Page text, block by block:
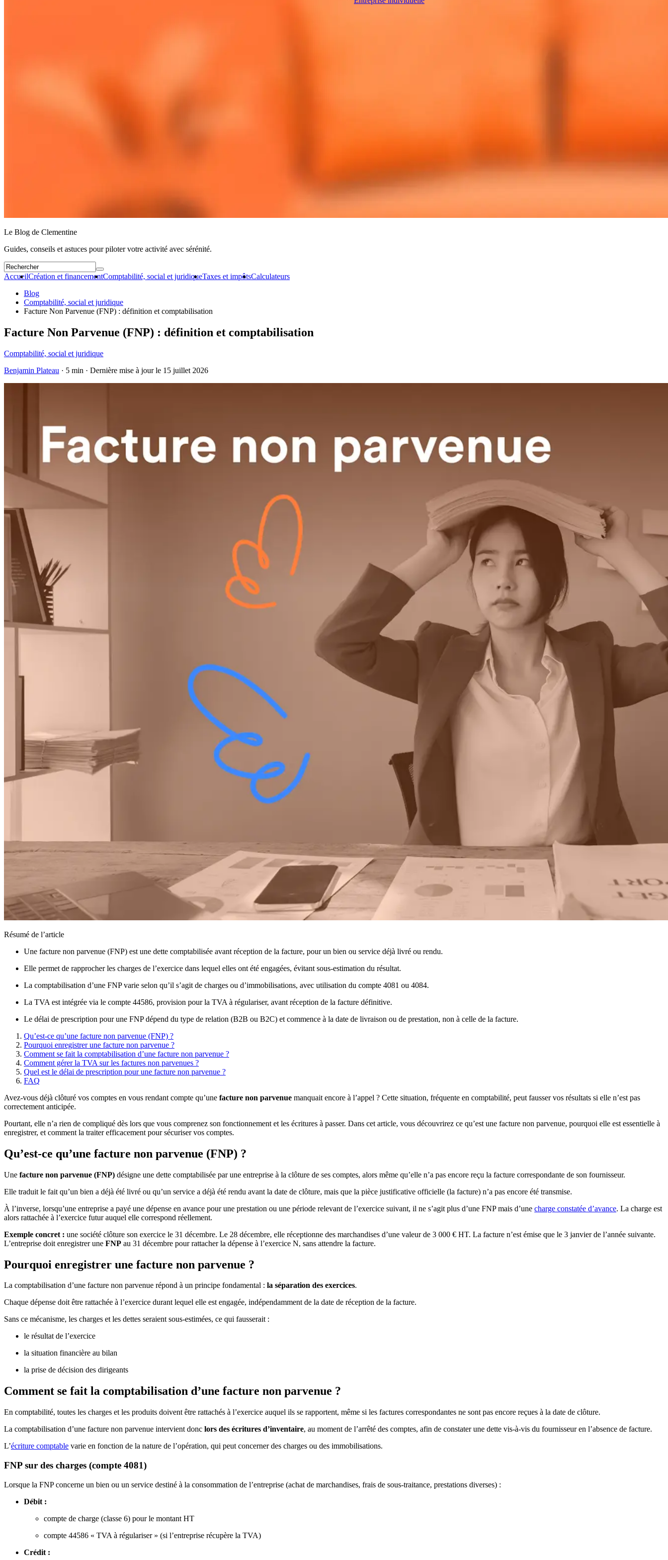
Le Blog de Clementine
Guides, conseils et astuces pour piloter votre activité avec sérénité.
AccueilCréation et financementComptabilité, social et juridiqueTaxes et impôtsCalculateurs
Blog
Comptabilité, social et juridique
Facture Non Parvenue (FNP) : définition et comptabilisation
Facture Non Parvenue (FNP) : définition et comptabilisation
Comptabilité, social et juridique
Benjamin Plateau · 5 min · Dernière mise à jour le 15 juillet 2026
Résumé de l’article
Une facture non parvenue (FNP) est une dette comptabilisée avant réception de la facture, pour un bien ou service déjà livré ou rendu.
Elle permet de rapprocher les charges de l’exercice dans lequel elles ont été engagées, évitant sous-estimation du résultat.
La comptabilisation d’une FNP varie selon qu’il s’agit de charges ou d’immobilisations, avec utilisation du compte 4081 ou 4084.
La TVA est intégrée via le compte 44586, provision pour la TVA à régulariser, avant réception de la facture définitive.
Le délai de prescription pour une FNP dépend du type de relation (B2B ou B2C) et commence à la date de livraison ou de prestation, non à celle de la facture.
Qu’est-ce qu’une facture non parvenue (FNP) ?
Pourquoi enregistrer une facture non parvenue ?
Comment se fait la comptabilisation d’une facture non parvenue ?
Comment gérer la TVA sur les factures non parvenues ?
Quel est le délai de prescription pour une facture non parvenue ?
FAQ
Avez-vous déjà clôturé vos comptes en vous rendant compte qu’une facture non parvenue manquait encore à l’appel ? Cette situation, fréquente en comptabilité, peut fausser vos résultats si elle n’est pas
correctement anticipée.
Pourtant, elle n’a rien de compliqué dès lors que vous comprenez son fonctionnement et les écritures à passer. Dans cet article, vous découvrirez ce qu’est une facture non parvenue, pourquoi elle est essentielle à
enregistrer, et comment la traiter efficacement pour sécuriser vos comptes.
Qu’est-ce qu’une facture non parvenue (FNP) ?
Une facture non parvenue (FNP) désigne une dette comptabilisée par une entreprise à la clôture de ses comptes, alors même qu’elle n’a pas encore reçu la facture correspondante de son fournisseur.
Elle traduit le fait qu’un bien a déjà été livré ou qu’un service a déjà été rendu avant la date de clôture, mais que la pièce justificative officielle (la facture) n’a pas encore été transmise.
À l’inverse, lorsqu’une entreprise a payé une dépense en avance pour une prestation ou une période relevant de l’exercice suivant, il ne s’agit plus d’une FNP mais d’une charge constatée d’avance. La charge est
alors rattachée à l’exercice futur auquel elle correspond réellement.
Exemple concret : une société clôture son exercice le 31 décembre. Le 28 décembre, elle réceptionne des marchandises d’une valeur de 3 000 € HT. La facture n’est émise que le 3 janvier de l’année suivante.
L’entreprise doit enregistrer une FNP au 31 décembre pour rattacher la dépense à l’exercice N, sans attendre la facture.
Pourquoi enregistrer une facture non parvenue ?
La comptabilisation d’une facture non parvenue répond à un principe fondamental : la séparation des exercices.
Chaque dépense doit être rattachée à l’exercice durant lequel elle est engagée, indépendamment de la date de réception de la facture.
Sans ce mécanisme, les charges et les dettes seraient sous-estimées, ce qui fausserait :
le résultat de l’exercice
la situation financière au bilan
la prise de décision des dirigeants
Comment se fait la comptabilisation d’une facture non parvenue ?
En comptabilité, toutes les charges et les produits doivent être rattachés à l’exercice auquel ils se rapportent, même si les factures correspondantes ne sont pas encore reçues à la date de clôture.
La comptabilisation d’une facture non parvenue intervient donc lors des écritures d’inventaire, au moment de l’arrêté des comptes, afin de constater une dette vis-à-vis du fournisseur en l’absence de facture.
L’écriture comptable varie en fonction de la nature de l’opération, qui peut concerner des charges ou des immobilisations.
FNP sur des charges (compte 4081)
Lorsque la FNP concerne un bien ou un service destiné à la consommation de l’entreprise (achat de marchandises, frais de sous-traitance, prestations diverses) :
Débit :
compte de charge (classe 6) pour le montant HT
compte 44586 « TVA à régulariser » (si l’entreprise récupère la TVA)
Crédit :